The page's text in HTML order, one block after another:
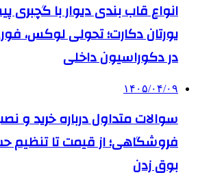
انواع قاب بندی دیوار با
یورتان دکارت؛ تحولی لوکس،
در دکوراسیون داخلی
۱۴۰۵/۰۴/۰۹
سوالات متداول درباره خرید و
فروشگاهی؛ از قیمت تا
بوق زدن